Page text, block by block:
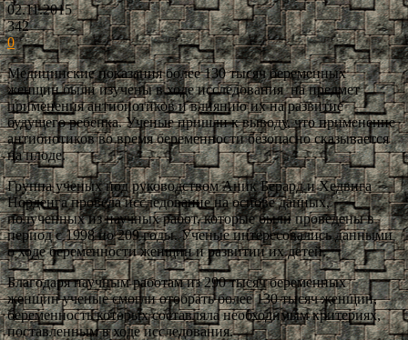
02.11.2015
342
0
Медицинские показания более 130 тысяч беременных
женщин были изучены в ходе исследования на предмет
применения антибиотиков и влиянию их на развитие
будущего ребенка. Ученые пришли к выводу, что применение
антибиотиков во время беременности безопасно сказывается
на плоде.
Группа ученых под руководством Аник Берард и Хедвига
Норденга провела исследование на основе данных,
полученных из научных работ, которые были проведены в
период с 1998 по 209 годы. Ученые интересовались данными
о ходе беременности женщин и развитии их детей.
Благодаря научным работам из 290 тысяч беременных
женщин ученые смогли отобрать более 130 тысяч женщин,
беременность которых составляла необходимым критериях,
поставленным в ходе исследования.